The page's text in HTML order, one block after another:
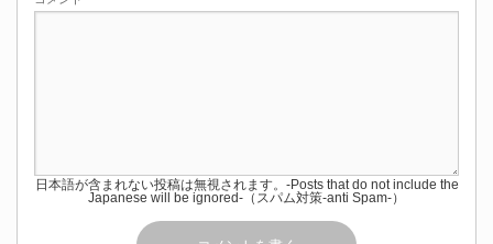
日本語が含まれない投稿は無視されます。-Posts that do not include the
Japanese will be ignored-（スパム対策-anti Spam-）